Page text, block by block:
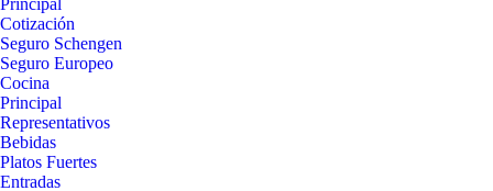
Principal
Cotización
Seguro Schengen
Seguro Europeo
Cocina
Principal
Representativos
Bebidas
Platos Fuertes
Entradas